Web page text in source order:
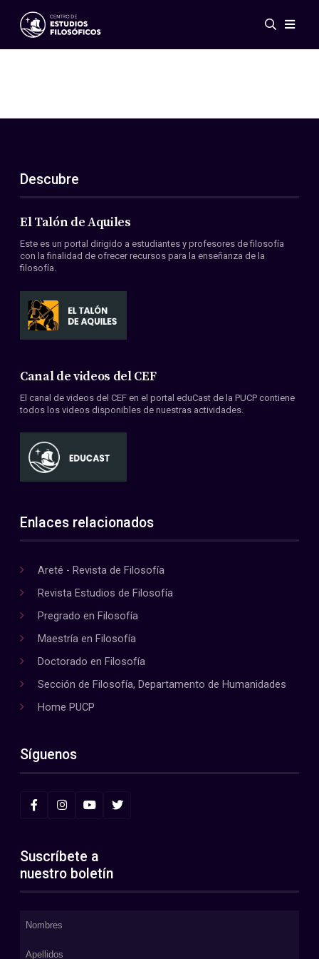
Eventos
ES
EN
Acerca de nosotros
Miembros
Convenios
Descubre
El Talón de Aquiles
Este es un portal dirigido a estudiantes y profesores de filosofía
con la finalidad de ofrecer recursos para la enseñanza de la
filosofía.
Canal de videos del CEF
El canal de videos del CEF en el portal eduCast de la PUCP contiene
todos los videos disponibles de nuestras actividades.
Enlaces relacionados
Areté - Revista de Filosofía
Revista Estudios de Filosofía
Pregrado en Filosofía
Maestría en Filosofía
Doctorado en Filosofía
Sección de Filosofía, Departamento de Humanidades
Home PUCP
Síguenos
Suscríbete a
nuestro boletín